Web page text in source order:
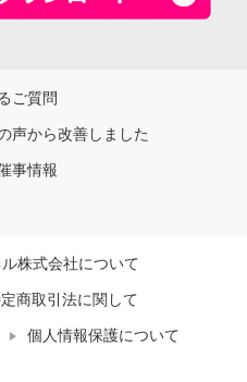
ご質問
声から改善しました
事情報
株式会社について
商取引法に関して
個人情報保護について